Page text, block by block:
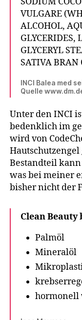
VULGARE
ALCOHOL,
GLYCERIDES,
GLYCERYL
SATIVA BRAN
INCI Balea med
Quelle
Unter den INCI
bedenklich im
wird von
Hautschutzengel
Bestandteil
was bei meiner
bisher nicht der
Clean
Palmöl
Mineralöl
hormonell